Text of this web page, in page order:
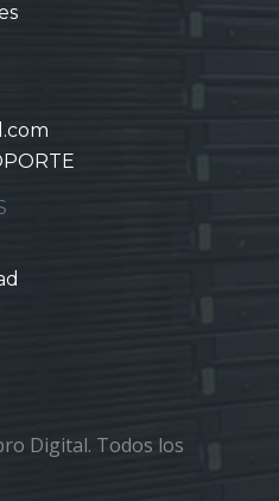
Digital. Todos los